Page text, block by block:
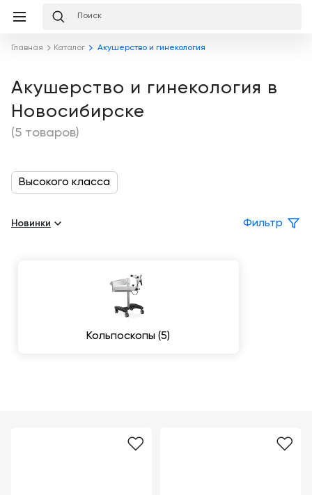
Клиника
под
ключ
кабинет
Подробнее
Лизинг
Льготное
кредитование
обслуживание
Главная Каталог Акушерство и гинекология
Акушерство и гинекология в
Новосибирске
(5 товаров)
Высокого класса
Новинки Фильтр
Кольпоскопы (5)